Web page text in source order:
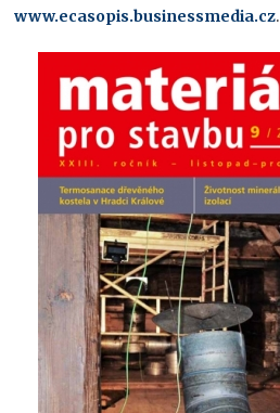
www.ecasopis.businessmedia.cz.